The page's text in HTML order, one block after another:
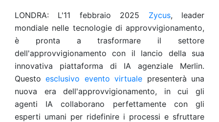
LONDRA: L'11 febbraio 2025 Zycus, leader
mondiale nelle tecnologie di approvvigionamento,
è pronta a trasformare il settore
dell'approvvigionamento con il lancio della sua
innovativa piattaforma di IA agenziale Merlin.
Questoesclusivo evento virtuale presenterà una
nuova era dell'approvvigionamento, in cui gli
agenti IA collaborano perfettamente con gli
esperti umani per ridefinire i processi e sfruttare